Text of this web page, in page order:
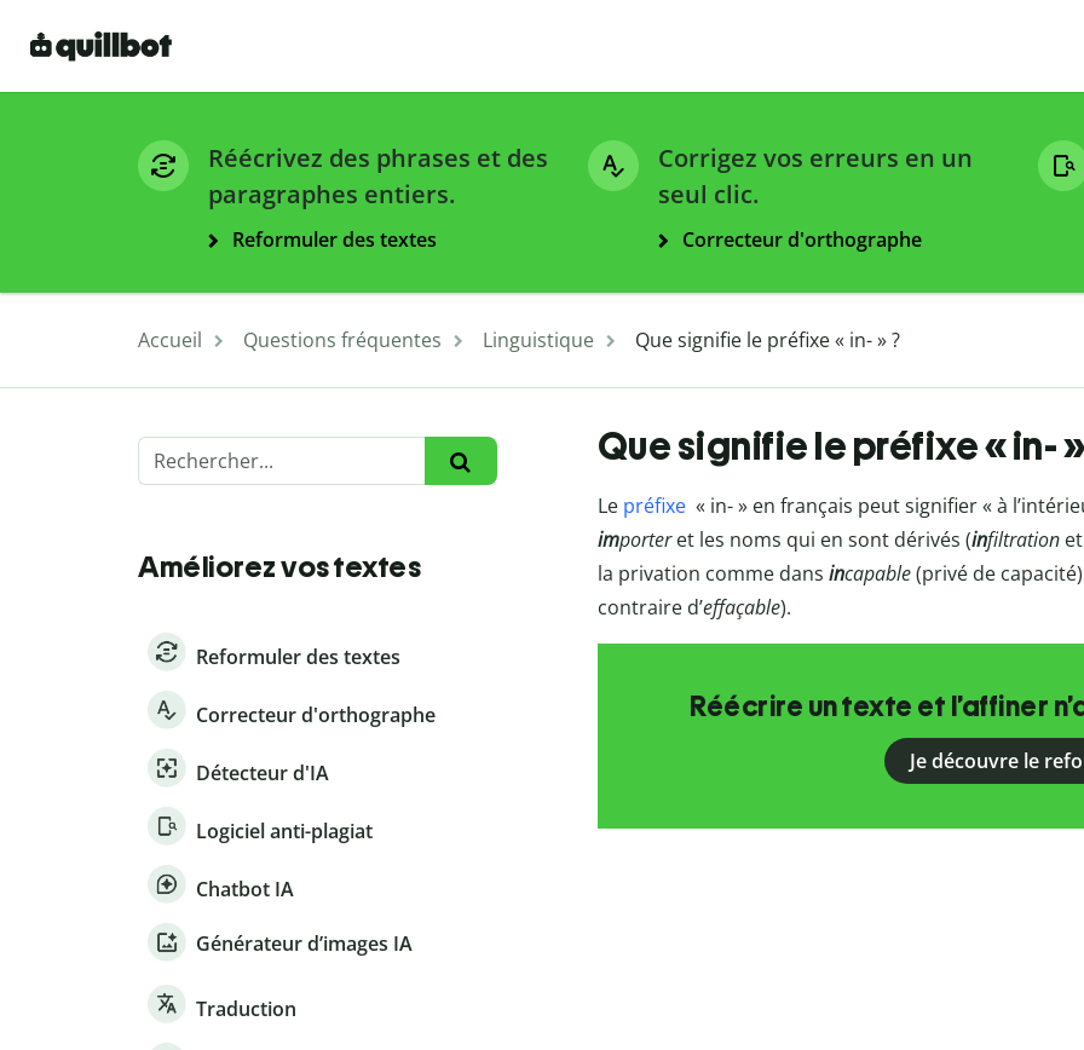
Réécrivez des phrases et des
paragraphes entiers.
Reformuler des textes
Corrigez vos erreurs en un
seul clic.
Correcteur d'orthographe
Accueil Questions fréquentes Linguistique Que signifie le préfixe « in- » ?
Améliorez vos textes
Reformuler des textes
Correcteur d'orthographe
Détecteur d'IA
Logiciel anti-plagiat
Chatbot IA
Générateur d’images IA
Traduction
Que signifie le préfixe « in-
Le préfixe « in- » en français peut signifier « à
importeret les noms qui en sont dérivés (infiltration
la privation comme dans incapable(privé de
contraire d’effaçable).
Réécrire un texte et l’affiner
Je découvre le